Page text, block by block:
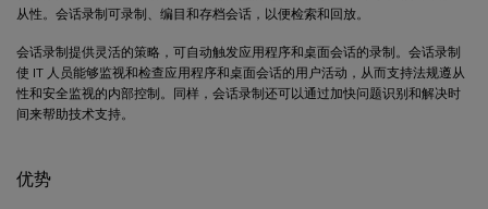
从性。会话录制可录制、编目和存档会话，以便检索和回放。
会话录制提供灵活的策略，可自动触发应用程序和桌面会话的录制。会话录制
使 IT 人员能够监视和检查应用程序和桌面会话的用户活动，从而支持法规遵从
性和安全监视的内部控制。同样，会话录制还可以通过加快问题识别和解决时
间来帮助技术支持。
优势